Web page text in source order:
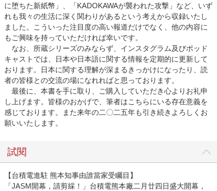
に堕ちた新紙幣」、「KADOKAWAが襲われた攻撃」など、いず
れも我々の生活に深く関わりがあるという考えから収録いたし
ました。こういった注目度の高い報道だけでなく、他の内容に
もご興味を持っていただければ幸いです。
なお、所蔵シリーズのみならず、インスタグラム及びポッド
キャストでは、日本や日本語に関する情報を定期的に更新して
おります。日本に関する理解が深まるきっかけになったり、読
者の皆様との交流の場になれればと思っております。
最後に、本書を手に取り、ご購入していただき心よりお礼申
し上げます。皆様のおかげで、筆者はこちらにいる存在意義を
感じております。また来年の二〇二五年も引き続きよろしくお
願いいたします。
試閱
【台積電進駐 熊本知事由誰當家受矚目】
「JASM開幕，請剪綵！」台積電熊本廠二月廿四日盛大開幕，